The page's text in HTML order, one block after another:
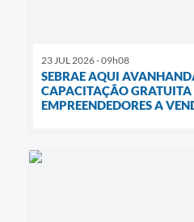
23 JUL 2026 - 09h08
SEBRAE AQUI
CAPACITAÇÃO
EMPREENDEDORES A